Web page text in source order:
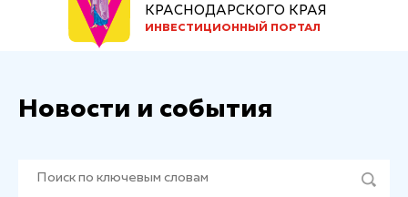
КРАСНОДАРСКОГО КРАЯ
ИНВЕСТИЦИОННЫЙ ПОРТАЛ
Новости и события